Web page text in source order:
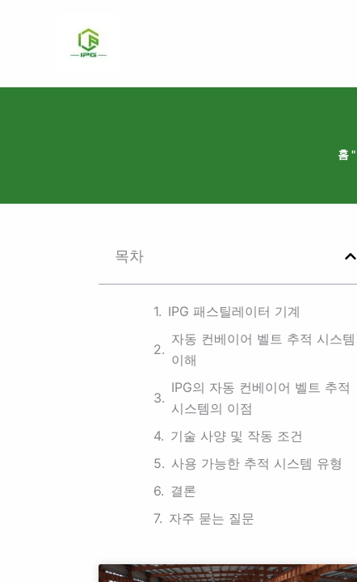
홈"
목차
IPG 패스틸레이터 기계
자동 컨베이어 벨트 추적 시스템
이해
IPG의 자동 컨베이어 벨트 추적
시스템의 이점
기술 사양 및 작동 조건
사용 가능한 추적 시스템 유형
결론
자주 묻는 질문